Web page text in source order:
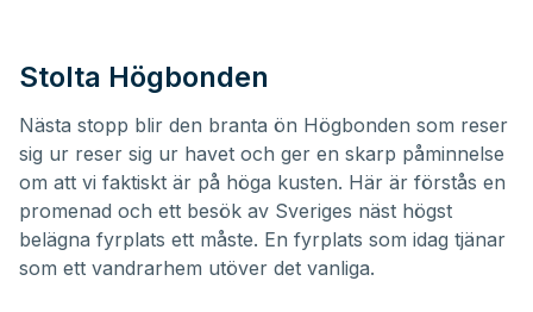
Stolta Högbonden
Nästa stopp blir den branta ön Högbonden som reser
sig ur reser sig ur havet och ger en skarp påminnelse
om att vi faktiskt är på höga kusten. Här är förstås en
promenad och ett besök av Sveriges näst högst
belägna fyrplats ett måste. En fyrplats som idag tjänar
som ett vandrarhem utöver det vanliga.